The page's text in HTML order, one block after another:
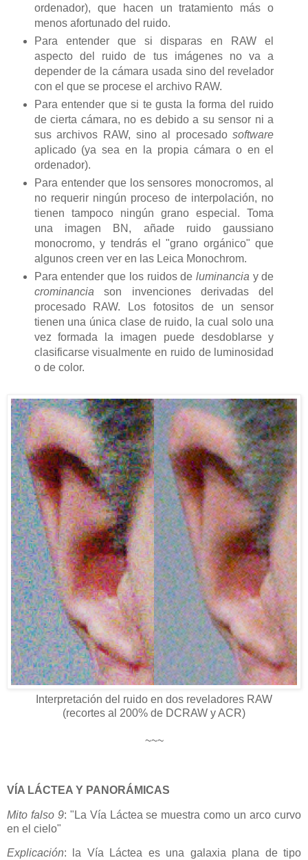
ordenador), que hacen un tratamiento más o
menos afortunado del ruido.
Para entender que si disparas en RAW el
aspecto del ruido de tus imágenes no va a
depender de la cámara usada sino del revelador
con el que se procese el archivo RAW.
Para entender que si te gusta la forma del ruido
de cierta cámara, no es debido a su sensor ni a
sus archivos RAW, sino al procesadosoftware
aplicado (ya sea en la propia cámara o en el
ordenador).
Para entender que los sensores monocromos, al
no requerir ningún proceso de interpolación, no
tienen tampoco ningún grano especial. Toma
una imagen BN, añade ruido gaussiano
monocromo, y tendrás el "grano orgánico" que
algunos creen ver en las Leica Monochrom.
Para entender que los ruidos de luminancia y de
crominancia son invenciones derivadas del
procesado RAW. Los fotositos de un sensor
tienen una única clase de ruido, la cual solo una
vez formada la imagen puede desdoblarse y
clasificarse visualmente en ruido de luminosidad
o de color.
Interpretación del ruido en dos reveladores RAW
(recortes al 200% de DCRAW y ACR)
~~~
VÍA LÁCTEA Y PANORÁMICAS
Mito falso 9: "La Vía Láctea se muestra como un arco curvo
en el cielo"
Explicación: la Vía Láctea es una galaxia plana de tipo